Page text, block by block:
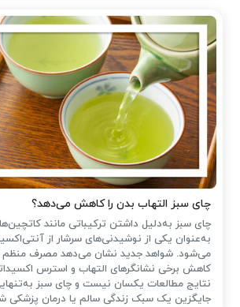
چای سبز التهاب بدن را کاهش می‌دهد؟
به‌عنوان یکی از نوشیدنی‌های سرشار از
می‌شود. شواهد جدید نشان می‌دهد مصرف
کاهش برخی نشانگرهای التهاب و استرس
نتایج مطالعات یکسان نیست و چای سبز
جایگزین یک سبک زندگی سالم یا درمان پزشکی